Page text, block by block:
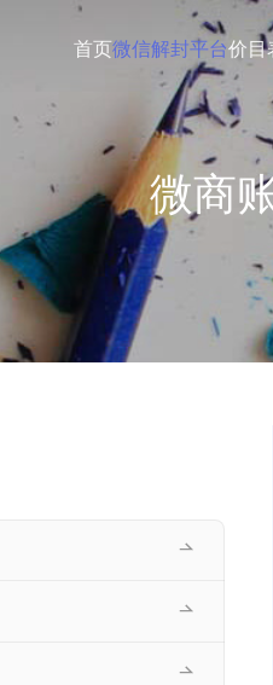
首页微信解封平台价目
微商